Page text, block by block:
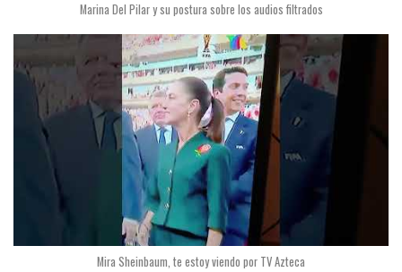
Marina Del Pilar y su postura sobre los audios filtrados
Mira Sheinbaum, te estoy viendo por TV Azteca